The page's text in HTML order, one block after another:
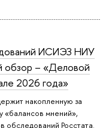
ИСИЭЗ НИУ
обзор – «Деловой
2026 года»
накопленную за
«балансов мнений»,
обследований Росстата.